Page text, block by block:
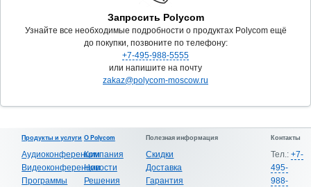
Запросить Polycom
Узнайте все необходимые подробности о продуктах Polycom ещё
до покупки, позвоните по телефону:
+7-495-988-5555
или напишите на почту
zakaz@polycom-moscow.ru
Продукты и услуги
Аудиоконференции
Видеоконференции
Программы
О Polycom
Компания
Новости
Решения
Полезная информация
Скидки
Доставка
Гарантия
Контакты
Тел.: +7-
495-
988-